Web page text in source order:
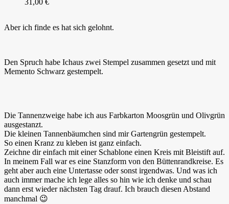
31,00 €
Aber ich finde es hat sich gelohnt.
Den Spruch habe Ichaus zwei Stempel zusammen gesetzt und mit
Memento Schwarz gestempelt.
Die Tannenzweige habe ich aus Farbkarton Moosgrün und Olivgrün
ausgestanzt.
Die kleinen Tannenbäumchen sind mir Gartengrün gestempelt.
So einen Kranz zu kleben ist ganz einfach.
Zeichne dir einfach mit einer Schablone einen Kreis mit Bleistift auf.
In meinem Fall war es eine Stanzform von den Büttenrandkreise. Es
geht aber auch eine Untertasse oder sonst irgendwas. Und was ich
auch immer mache ich lege alles so hin wie ich denke und schau
dann erst wieder nächsten Tag drauf. Ich brauch diesen Abstand
manchmal 😉